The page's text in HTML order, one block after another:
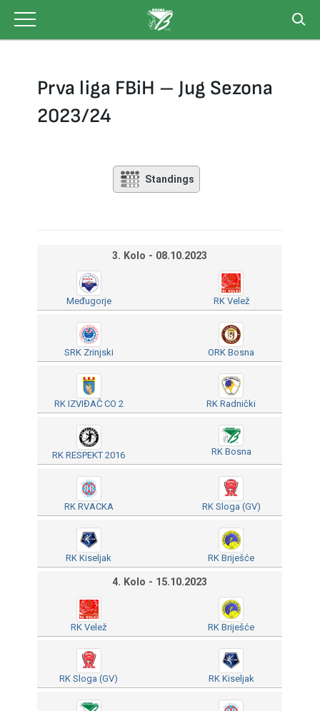
content
Prva liga FBiH – Jug Sezona
2023/24
Standings
3. Kolo - 08.10.2023
Međugorje RK Velež
SRK Zrinjski ORK Bosna
RK IZVIĐAČ CO 2 RK Radnički
RK RESPEKT 2016 RK Bosna
RK RVACKA RK Sloga (GV)
RK Kiseljak RK Briješće
4. Kolo - 15.10.2023
RK Velež RK Briješće
RK Sloga (GV) RK Kiseljak